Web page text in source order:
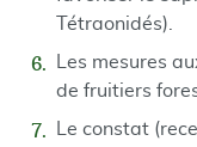
Tétraonidés).
Les mesures
de fruitiers
Le constat